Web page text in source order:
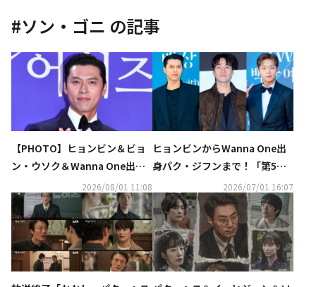
#ソン・ゴニ の記事
【PHOTO】ヒョンビン＆ビョ
ン・ウソク＆Wanna One出身
パク・ジフンら「第5回青龍シ
リーズアワード」レッドカーペ
ットに登場
2026/08/01 11:08
ヒョンビンからWanna One出
身パク・ジフンまで！「第5回
青龍シリーズアワード」最終ノ
ミネートを発表
2026/07/01 16:07